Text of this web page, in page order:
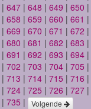
| 647 | 648 | 649 | 650 |
| 658 | 659 | 660 | 661 |
| 669 | 670 | 671 | 672 |
| 680 | 681 | 682 | 683 |
| 691 | 692 | 693 | 694 |
| 702 | 703 | 704 | 705 |
| 713 | 714 | 715 | 716 |
| 724 | 725 | 726 | 727 |
| 735 | Volgende